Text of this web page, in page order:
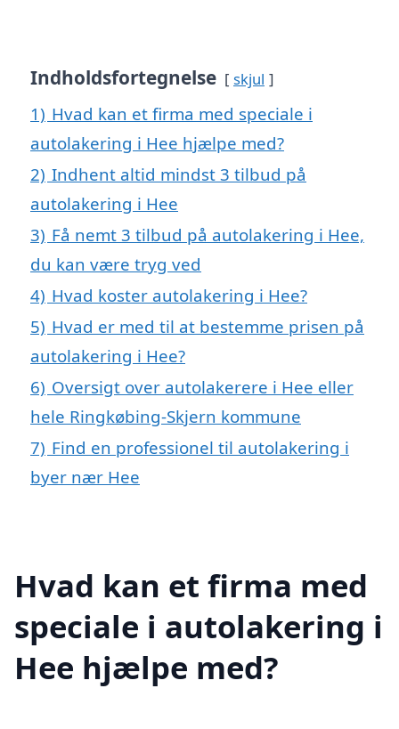
Indholdsfortegnelse skjul
1) Hvad kan et firma med speciale i
autolakering i Hee hjælpe med?
2) Indhent altid mindst 3 tilbud på
autolakering i Hee
3) Få nemt 3 tilbud på autolakering i Hee,
du kan være tryg ved
4) Hvad koster autolakering i Hee?
5) Hvad er med til at bestemme prisen på
autolakering i Hee?
6) Oversigt over autolakerere i Hee eller
hele Ringkøbing-Skjern kommune
7) Find en professionel til autolakering i
byer nær Hee
Hvad kan et firma med
speciale i autolakering i
Hee hjælpe med?